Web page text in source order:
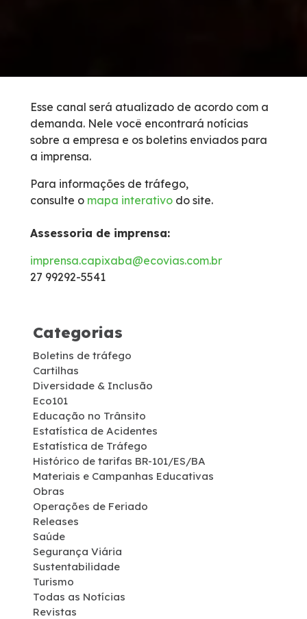
Bases Operacionais
Links Úteis
Isenção de Veículos Oficiais
Faixa de domínio
Notícias
Sustentabilidade
Compromissos Voluntários ESG
Projetos Socioambientais
Programas Ambientais
Licenciamento Ambiental
Política de Sustentabilidade
Esse canal será atualizado de acordo com a
demanda. Nele você encontrará notícias
sobre a empresa e os boletins enviados para
a imprensa.
Para informações de tráfego,
consulte o mapa interativo do site.
Assessoria de imprensa:
imprensa.capixaba@ecovias.com.br
27 99292-5541
Categorias
Boletins de tráfego
Cartilhas
Diversidade & Inclusão
Eco101
Educação no Trânsito
Estatística de Acidentes
Estatística de Tráfego
Histórico de tarifas BR-101/ES/BA
Materiais e Campanhas Educativas
Obras
Operações de Feriado
Releases
Saúde
Segurança Viária
Sustentabilidade
Turismo
Todas as Notícias
Revistas